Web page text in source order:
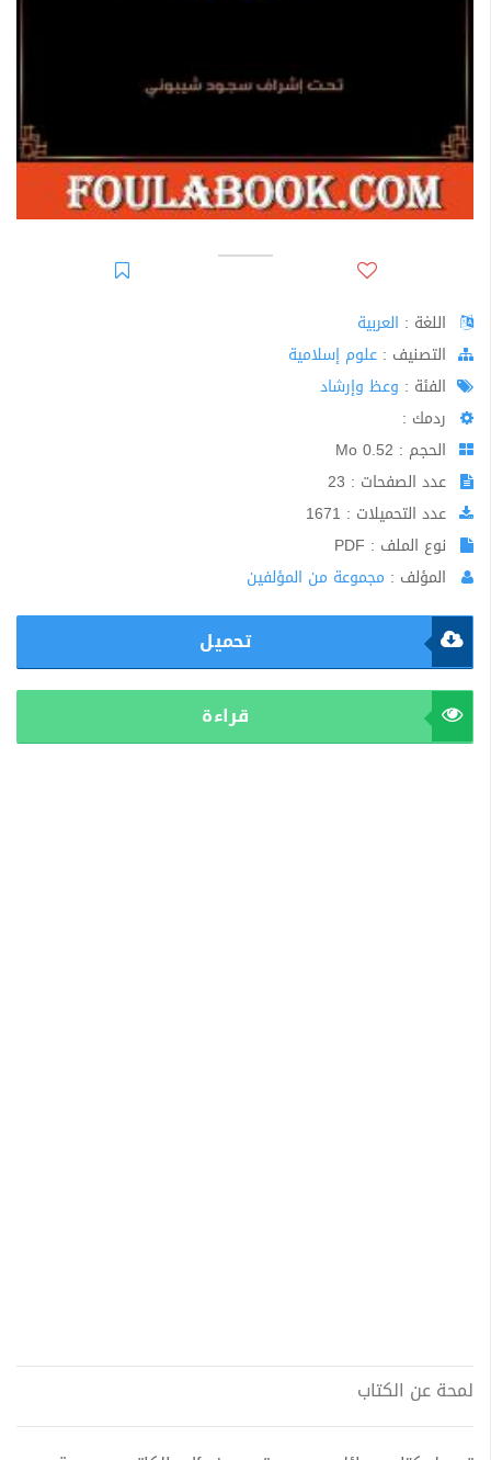
اللغة : العربية
اﻟﺘﺼﻨﻴﻒ : علوم إسلامية
الفئة : وعظ وإرشاد
ردمك :
الحجم : 0.52 Mo
عدد الصفحات : 23
عدد التحميلات : 1671
نوع الملف : PDF
المؤلف : مجموعة من المؤلفين
تحميل
قراءة
لمحة عن الكتاب